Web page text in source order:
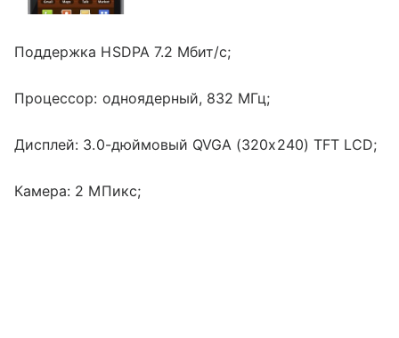
Поддержка HSDPA 7.2 Мбит/с;
Процессор: одноядерный, 832 МГц;
Дисплей: 3.0-дюймовый QVGA (320x240) TFT LCD;
Камера: 2 MПикс;